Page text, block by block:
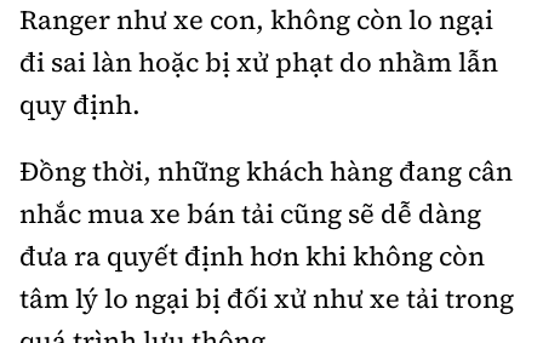
Ranger như xe con, không còn lo ngại
đi sai làn hoặc bị xử phạt do nhầm lẫn
quy định.
Đồng thời, những khách hàng đang cân
nhắc mua xe bán tải cũng sẽ dễ dàng
đưa ra quyết định hơn khi không còn
tâm lý lo ngại bị đối xử như xe tải trong